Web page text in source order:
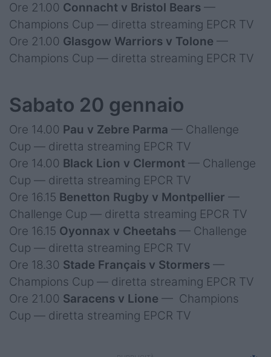
Ore 21.00 Connacht v Bristol Bears —
Champions Cup — diretta streaming EPCR TV
Ore 21.00 Glasgow Warriors v Tolone —
Champions Cup — diretta streaming EPCR TV
Sabato 20 gennaio
Ore 14.00 Pau v Zebre Parma — Challenge
Cup — diretta streaming EPCR TV
Ore 14.00 Black Lion v Clermont — Challenge
Cup — diretta streaming EPCR TV
Ore 16.15 Benetton Rugby v Montpellier —
Challenge Cup — diretta streaming EPCR TV
Ore 16.15 Oyonnax v Cheetahs — Challenge
Cup — diretta streaming EPCR TV
Ore 18.30 Stade Français v Stormers —
Champions Cup — diretta streaming EPCR TV
Ore 21.00 Saracens v Lione — Champions
Cup — diretta streaming EPCR TV